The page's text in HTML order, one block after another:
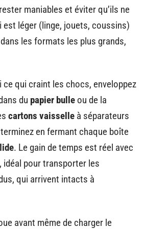
maniables et éviter qu’ils ne
est léger (linge, jouets, coussins)
les formats les plus grands,
ce qui craint les chocs, enveloppez
du papier bulle ou de la
cartons vaisselle à séparateurs
en fermant chaque boîte
. Le gain de temps est réel avec
, idéal pour transporter les
qui arrivent intacts à
avant même de charger le